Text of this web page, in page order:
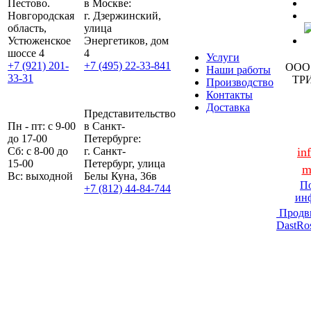
Пестово.
Новгородская
область,
Устюженское
шоссе 4
+7 (921) 201-
33-31
в Москве:
г. Дзержинский,
улица
Энергетиков, дом
4
+7 (495) 22-33-841
Услуги
Наши работы
Производство
Контакты
Доставка
ООО
Пн - пт: с 9-00
до 17-00
Сб: с 8-00 до
15-00
Вс: выходной
Представительство
в Санкт-
Петербурге:
г. Санкт-
Петербург, улица
Белы Куна, 36в
+7 (812) 44-84-744